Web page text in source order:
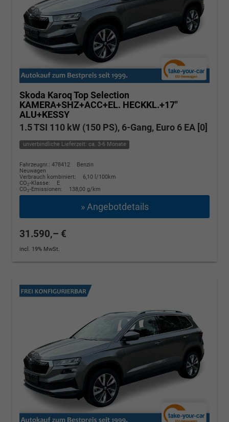
Skoda KaroqTop Selection
KAMERA+SHZ+ACC+EL. HECKKL.+17"
ALU+KESSY
1.5 TSI 110 kW (150 PS), 6-Gang, Euro 6 EA [0]
unverbindliche Lieferzeit: ca. 3-6 Monate
Fahrzeugnr.: 478412
Benzin
Neuwagen
Verbrauch kombiniert:
6,10 l/100km
CO2-Klasse:
E
CO2-Emissionen: 138,00 g/km
» Angebotdetails
31.590,– €
incl. 19% MwSt.